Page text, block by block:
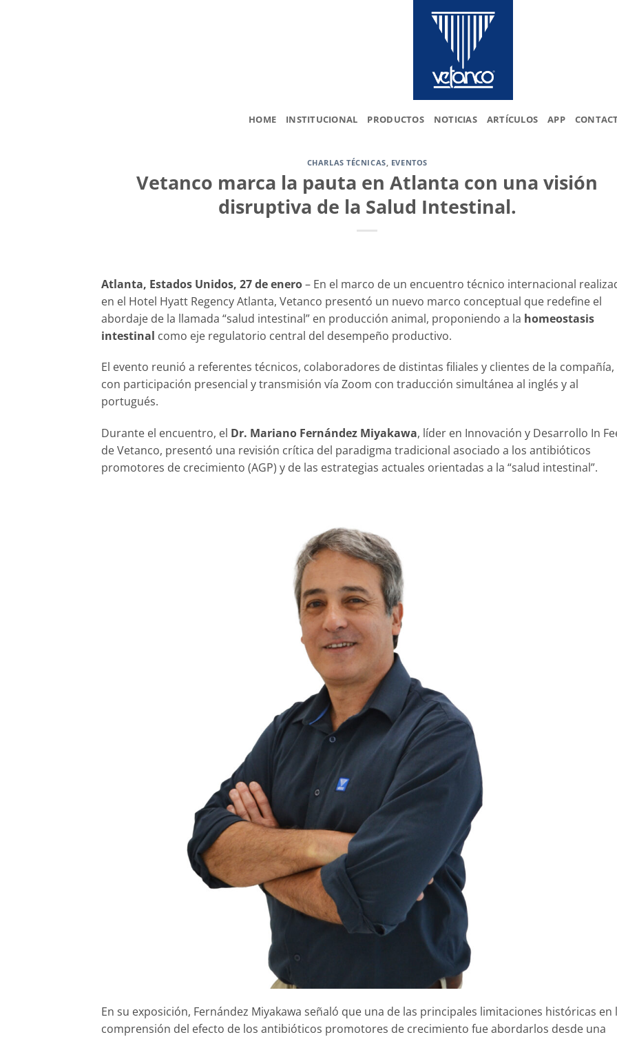
HOME INSTITUCIONAL PRODUCTOS NOTICIAS ARTÍCULOS APP
CHARLAS TÉCNICAS, EVENTOS
Vetanco marca la pauta en Atlanta con una visión
disruptiva de la Salud Intestinal.
Atlanta, Estados Unidos, 27 de enero– En el marco de un encuentro técnico internacional
en el Hotel Hyatt Regency Atlanta, Vetanco presentó un nuevo marco conceptual que redefine el
abordaje de la llamada “salud intestinal” en producción animal, proponiendo a la homeostasis
intestinal como eje regulatorio central del desempeño productivo.
El evento reunió a referentes técnicos, colaboradores de distintas filiales y clientes de la compañía,
con participación presencial y transmisión vía Zoom con traducción simultánea al inglés y al
portugués.
Durante el encuentro, el Dr. Mariano Fernández Miyakawa, líder en Innovación y Desarrollo In
de Vetanco, presentó una revisión crítica del paradigma tradicional asociado a los antibióticos
promotores de crecimiento (AGP) y de las estrategias actuales orientadas a la “salud intestinal”.
En su exposición, Fernández Miyakawa señaló que una de las principales limitaciones históricas en
comprensión del efecto de los antibióticos promotores de crecimiento fue abordarlos desde una